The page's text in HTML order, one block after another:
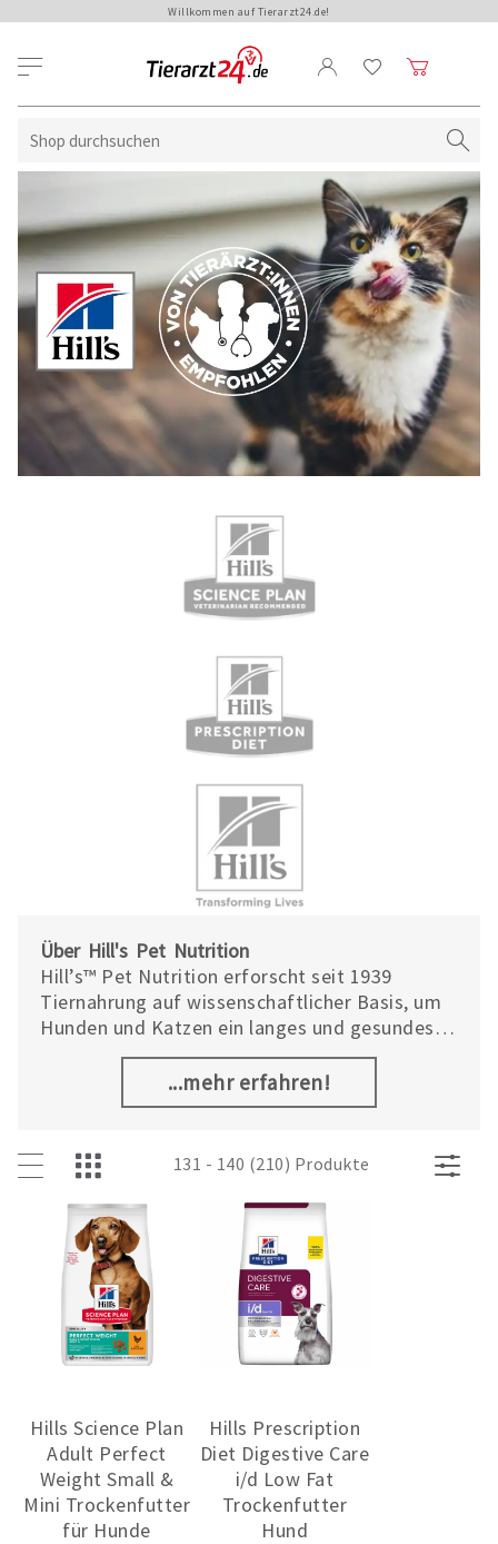
Willkommen auf Tierarzt24.de!
Über Hill's Pet Nutrition
Hill’s™ Pet Nutrition erforscht seit 1939
Tiernahrung auf wissenschaftlicher Basis, um
Hunden und Katzen ein langes und gesundes
Leben zu ermöglichen. Das umfangreiche
Sortiment des globalen Marktführers im
Bereich Tierernährung umfasst drei
Science Plan™ und gesunde Snacks.
...mehr erfahren!
131 - 140 (210) Produkte
Hills Science Plan
Adult Perfect
Weight Small &
Mini Trockenfutter
für Hunde
Hills Prescription
Diet Digestive Care
i/d Low Fat
Trockenfutter
Hund